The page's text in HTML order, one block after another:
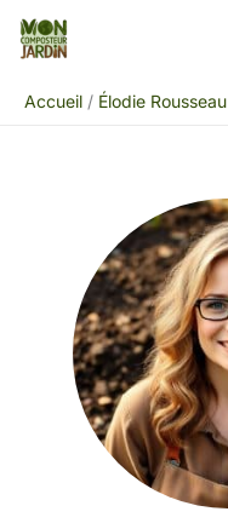
Aller
Accueil
Élodie Rousseau